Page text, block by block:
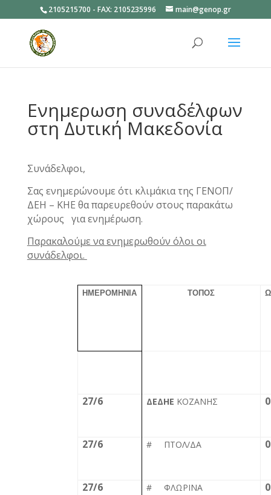
2105215700 - FAX: 2105235996 main@genop.gr
Ενημερωση συναδέλφων
στη Δυτική Μακεδονία
Συνάδελφοι,
Σας ενημερώνουμε ότι κλιμάκια της ΓΕΝΟΠ/
ΔΕΗ – ΚΗΕ θα παρευρεθούν στους παρακάτω
χώρους για ενημέρωση.
Παρακαλούμε να ενημερωθούν όλοι οι
συνάδελφοι.
ΗΜΕΡΟΜΗΝΙΑ ΤΟΠΟΣ
27/6 ΔΕΔΗΕ ΚΟΖΑΝΗΣ
27/6 # ΠΤΟΛ/ΔΑ
27/6 # ΦΛΩΡΙΝΑ